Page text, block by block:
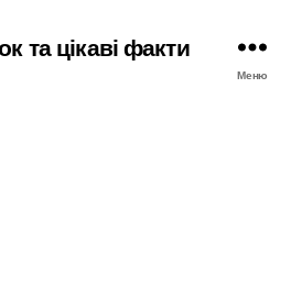
та цікаві факти
Меню